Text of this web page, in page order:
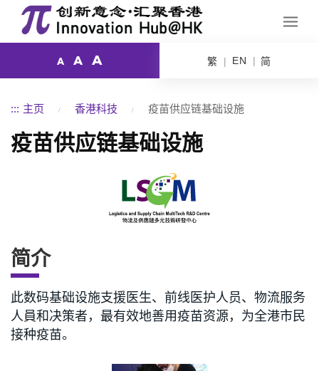
A A A 繁 EN 简
::: 主页 香港科技 疫苗供应链基础设施
疫苗供应链基础设施
简介
此数码基础设施支援医生、前线医护人员、物流服务
人員和决策者，最有效地善用疫苗资源，为全港市民
接种疫苗。